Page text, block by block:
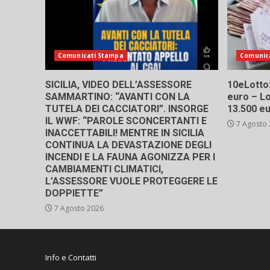
Comunicati Stampa
SICILIA, VIDEO DELL’ASSESSORE
SAMMARTINO: “AVANTI CON LA
TUTELA DEI CACCIATORI”. INSORGE
IL WWF: “PAROLE SCONCERTANTI E
INACCETTABILI! MENTRE IN SICILIA
CONTINUA LA DEVASTAZIONE DEGLI
INCENDI E LA FAUNA AGONIZZA PER I
CAMBIAMENTI CLIMATICI,
L’ASSESSORE VUOLE PROTEGGERE LE
DOPPIETTE”
7 Agosto 2026
euro –
13.500
7 Agosto
Info e Contatti